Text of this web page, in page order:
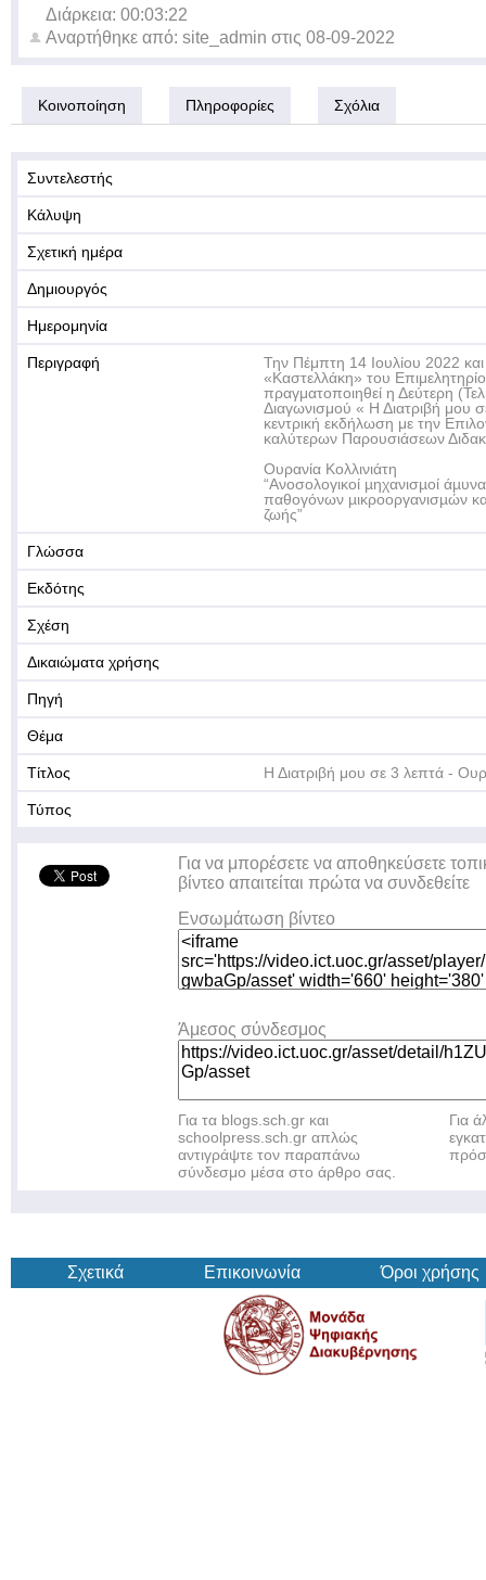
Διάρκεια: 00:03:22
Αναρτήθηκε από: site_admin στις 08-09-2022
Κοινοποίηση Πληροφορίες Σχόλια
Συντελεστής
Κάλυψη
Σχετική ημέρα
Δημιουργός
Ημερομηνία
Περιγραφή
Την Πέμπτη 14 Ιουλίου 2022
«Καστελλάκη» του
πραγματοποιηθεί η Δεύτερη
Διαγωνισμού « Η Διατριβή μου
κεντρική εκδήλωση με την
καλύτερων Παρουσιάσεων
Ουρανία Κολλινιάτη
“Ανοσολογικοί µηχανισµοί
παθογόνων µικροοργανισµών
ζωής”
Γλώσσα
Εκδότης
Σχέση
Δικαιώματα χρήσης
Πηγή
Θέμα
Τίτλος Η Διατριβή μου σε 3 λεπτά -
Τύπος
Για να μπορέσετε να αποθηκεύσετε
βίντεο απαιτείται πρώτα να συνδεθείτε
Ενσωμάτωση βίντεο
Άμεσος σύνδεσμος
Για τα blogs.sch.gr και
schoolpress.sch.gr απλώς
αντιγράψτε τον παραπάνω
σύνδεσμο μέσα στο άρθρο σας.
Για
Σχετικά Επικοινωνία Όροι χρήσης